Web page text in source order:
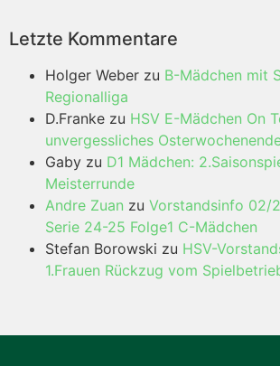
Letzte Kommentare
Holger Weber zu B-Mädchen mit
Regionalliga
D.Franke zu HSV E-Mädchen On
unvergessliches
Gaby zu D1 Mädchen:
Meisterrunde
Andre Zuan zu Vorstandsinfo 02/
Serie 24-25 Folge1 C-Mädchen
Stefan Borowski zu HSV-
1.Frauen Rückzug vom